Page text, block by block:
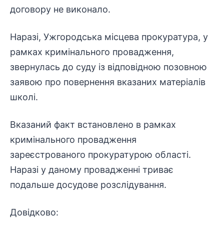
договору не виконало.
Наразі, Ужгородська місцева прокуратура, у
рамках кримінального провадження,
звернулась до суду із відповідною позовною
заявою про повернення вказаних матеріалів
школі.
Вказаний факт встановлено в рамках
кримінального провадження
зареєстрованого прокуратурою області.
Наразі у даному провадженні триває
подальше досудове розслідування.
Довідково: